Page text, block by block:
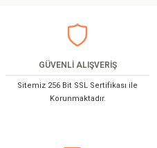
Görüş ve önerileriniz için teşekkür
Ürün açıklamasında eksik bilgiler
GÜVENLİ ALIŞVERİŞ
Sitemiz 256 Bit SSL Sertifikası ile
Korunmaktadır.